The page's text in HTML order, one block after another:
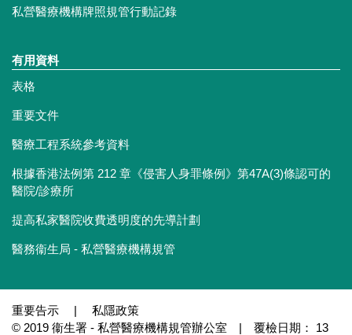
私營醫療機構牌照規管行動記錄
有用資料
表格
重要文件
醫療工程系統參考資料
根據香港法例第 212 章《侵害人身罪條例》第47A(3)條認可的
醫院/診療所
提高私家醫院收費透明度的先導計劃
醫務衞生局 - 私營醫療機構規管
重要告示 | 私隱政策
© 2019 衞生署 - 私營醫療機構規管辦公室 | 覆檢日期： 13